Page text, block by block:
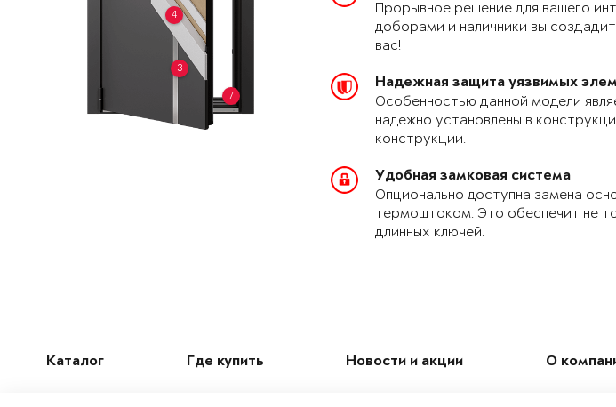
3
4
7
Прорывное решение для вашего
доборами и наличники вы
вас!
Надежная защита уязвимых
Особенностью данной модели
надежно установлены в
конструкции.
Удобная замковая система
Опционально доступна замена
термоштоком. Это обеспечит не
длинных ключей.
Каталог Где купить Новости и акции О